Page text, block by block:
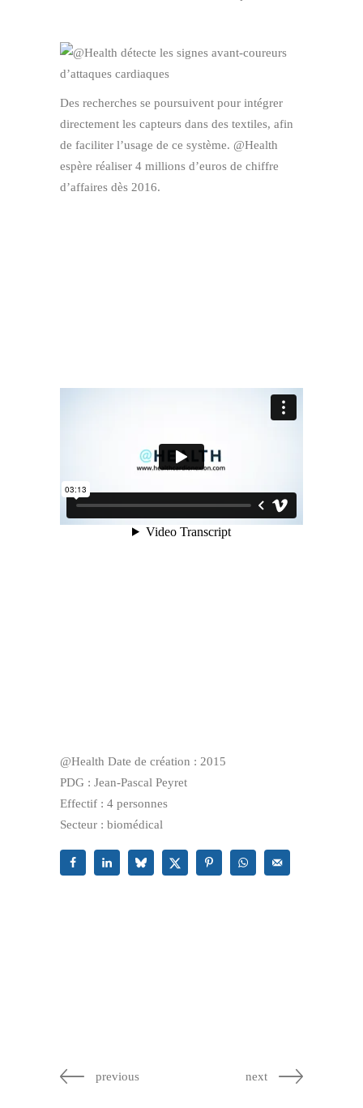
Des recherches se poursuivent pour intégrer
directement les capteurs dans des textiles, afin
de faciliter l’usage de ce système. @Health
espère réaliser 4 millions d’euros de chiffre
d’affaires dès 2016.
@Health Date de création : 2015
PDG : Jean-Pascal Peyret
Effectif : 4 personnes
Secteur : biomédical
previous next